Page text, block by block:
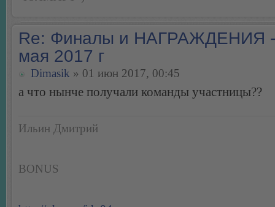
Re: Финалы и НАГРАЖДЕНИЯ
мая 2017 г
Dimasik » 01 июн 2017, 00:45
а что нынче получали команды участницы??
Ильин Дмитрий
BONUS